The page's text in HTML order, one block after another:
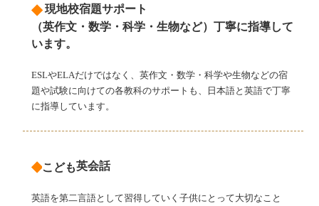
◆現地校宿題サポート
（英作文・数学・科学・生物など）丁寧に指導して
います。
ESLやELAだけではなく、英作文・数学・科学や生物などの宿
題や試験に向けての各教科のサポートも、日本語と英語で丁寧
に指導しています。
◆こども英会話
英語を第二言語として習得していく子供にとって大切なこと